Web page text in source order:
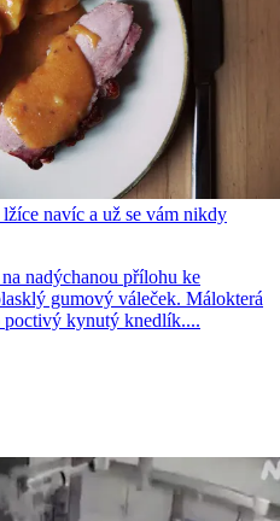
navíc a už se vám nikdy
nadýchanou přílohu ke
gumový váleček. Málokterá
kynutý knedlík....